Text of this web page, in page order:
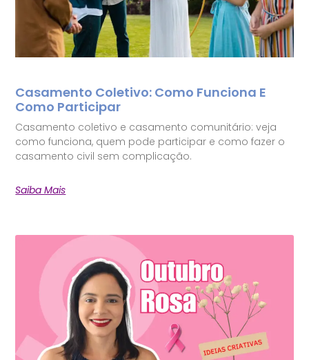
Casamento Coletivo: Como Funciona E
Como Participar
Casamento coletivo e casamento comunitário: veja
como funciona, quem pode participar e como fazer o
casamento civil sem complicação.
Saiba Mais